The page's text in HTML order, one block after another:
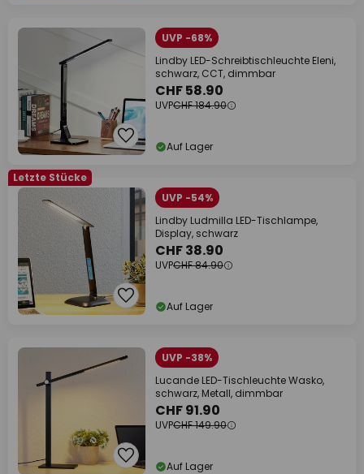
UVP -68%
Lindby LED-Schreibtischleuchte Eleni,
schwarz, CCT, dimmbar
CHF 58.90
UVPCHF 184.90
Auf Lager
Letzte Stücke
UVP -54%
Lindby Ludmilla LED-Tischlampe,
Display, schwarz
CHF 38.90
UVPCHF 84.90
Auf Lager
UVP -38%
Lucande LED-Tischleuchte Wasko,
schwarz, Metall, dimmbar
CHF 91.90
UVPCHF 149.90
Auf Lager